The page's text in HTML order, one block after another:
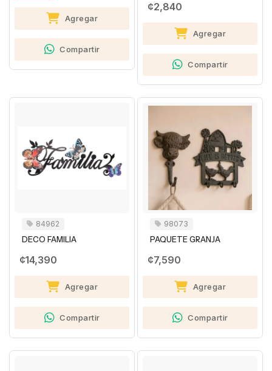
Agregar
Compartir
¢2,840
Agregar
Compartir
84962
DECO FAMILIA
¢14,390
Agregar
Compartir
98073
PAQUETE GRANJA
¢7,590
Agregar
Compartir